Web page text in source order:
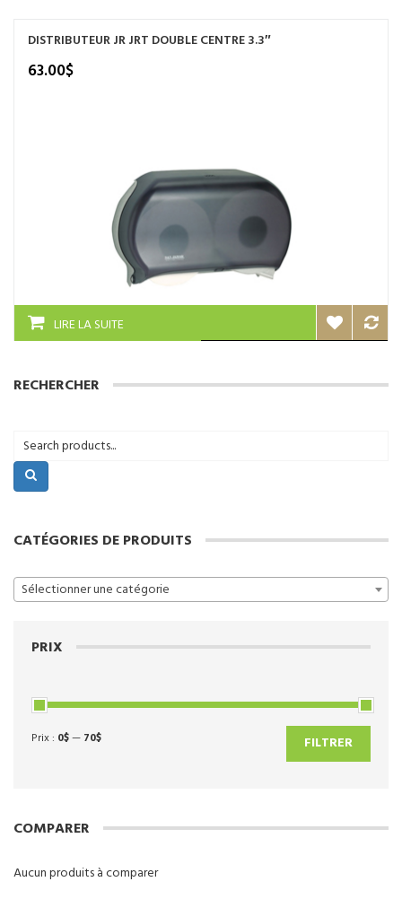
Les
page
du
produit
DISTRIBUTEUR JR JRT DOUBLE CENTRE 3.3″
63.00$
LIRE LA SUITE
RECHERCHER
CATÉGORIES DE PRODUITS
Sélectionner une catégorie
PRIX
FILTRER
Prix : 0$— 70$
COMPARER
Aucun produits à comparer